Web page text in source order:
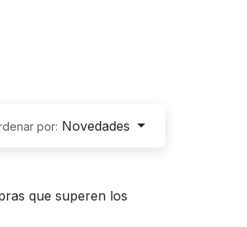
por: Novedades
que superen los